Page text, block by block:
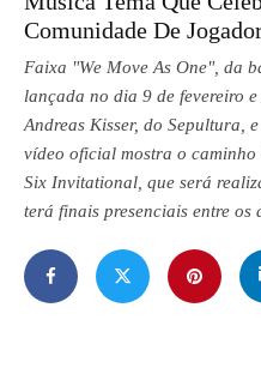
Comunidade De
Faixa "We Move As One", da
lançada no dia 9 de fevereiro
Andreas Kisser, do Sepultura,
vídeo oficial mostra o caminho
Six Invitational, que será
terá finais presenciais entre os